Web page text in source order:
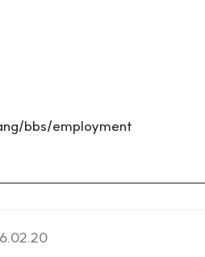
bbs/employment